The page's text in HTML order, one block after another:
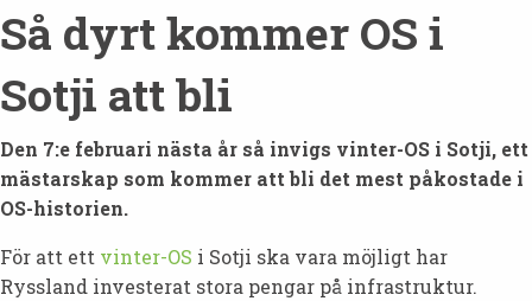
Så dyrt kommer OS i
Sotji att bli
Den 7:e februari nästa år så invigs vinter-OS i Sotji, ett
mästarskap som kommer att bli det mest påkostade i
OS-historien.
För att ett vinter-OS i Sotji ska vara möjligt har
Ryssland investerat stora pengar på infrastruktur.